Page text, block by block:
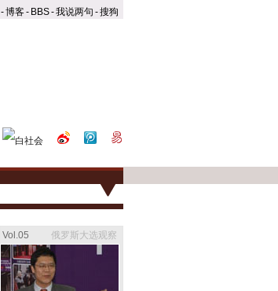
-博客- BBS-我说两句 -搜狗
俄罗斯大选观察
Vol.05